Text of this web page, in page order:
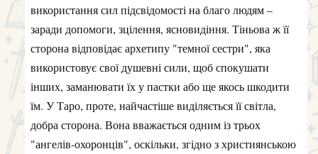
використання сил підсвідомості на благо людям –
заради допомоги, зцілення, ясновидіння. Тіньова ж її
сторона відповідає архетипу "темної сестри", яка
використовує свої душевні сили, щоб спокушати
інших, заманювати їх у пастки або ще якось шкодити
їм. У Таро, проте, найчастіше виділяється її світла,
добра сторона. Вона вважається одним із трьох
"ангелів-охоронців", оскільки, згідно з християнською